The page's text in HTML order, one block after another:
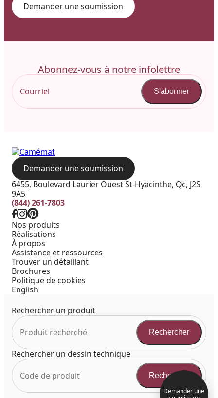
Demander une
Demander une soumission
Abonnez-vous à notre infolettre
S'abonner
Demander une soumission
6455, Boulevard Laurier Ouest St-Hyacinthe, Qc, J2S
9A5
(844) 261-7803
Nos produits
Réalisations
À propos
Assistance et ressources
Trouver un détaillant
Brochures
Politique de cookies
English
Rechercher un produit
Rechercher
Rechercher un dessin technique
Rechercher